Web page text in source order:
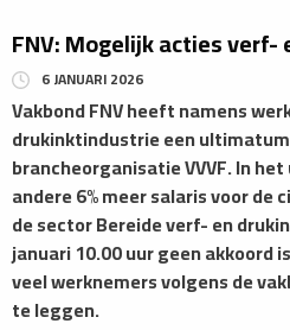
FNV: Mogelijk acties
6 JANUARI 2026
Vakbond FNV heeft namens
drukinktindustrie een
brancheorganisatie VVVF. In
andere 6% meer salaris voor de
de sector Bereide verf- en
januari 10.00 uur geen akkoord
veel werknemers volgens de
te leggen.